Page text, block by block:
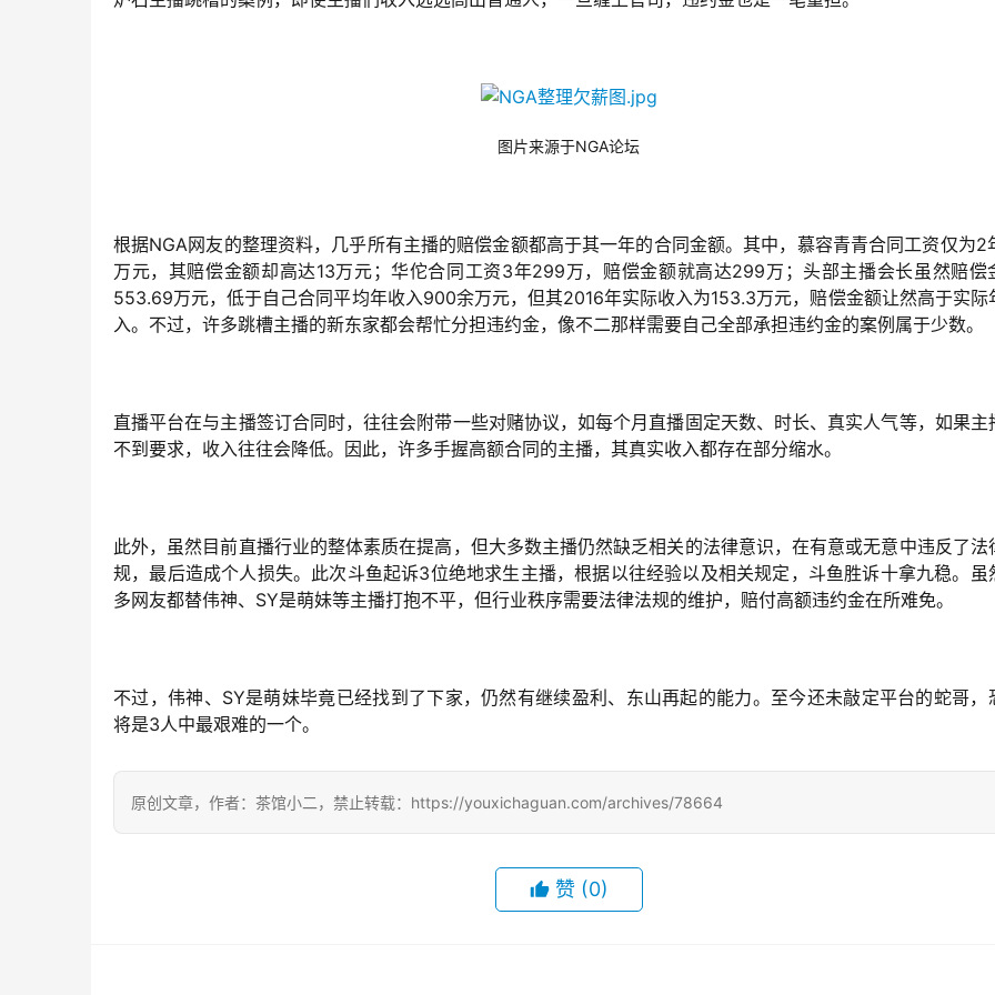
图片来源于NGA论坛
根据NGA网友的整理资料，几乎所有主播的赔偿金额都高于其一年的合同金额。其中，慕容青青合同工资仅为2
万元，其赔偿金额却高达13万元；华佗合同工资3年299万，赔偿金额就高达299万；头部主播会长虽然赔偿
553.69万元，低于自己合同平均年收入900余万元，但其2016年实际收入为153.3万元，赔偿金额让然高于实际
入。不过，许多跳槽主播的新东家都会帮忙分担违约金，像不二那样需要自己全部承担违约金的案例属于少数。
直播平台在与主播签订合同时，往往会附带一些对赌协议，如每个月直播固定天数、时长、真实人气等，如果主
不到要求，收入往往会降低。因此，许多手握高额合同的主播，其真实收入都存在部分缩水。
此外，虽然目前直播行业的整体素质在提高，但大多数主播仍然缺乏相关的法律意识，在有意或无意中违反了法
规，最后造成个人损失。此次斗鱼起诉3位绝地求生主播，根据以往经验以及相关规定，斗鱼胜诉十拿九稳。虽
多网友都替伟神、SY是萌妹等主播打抱不平，但行业秩序需要法律法规的维护，赔付高额违约金在所难免。
不过，伟神、SY是萌妹毕竟已经找到了下家，仍然有继续盈利、东山再起的能力。至今还未敲定平台的蛇哥，
将是3人中最艰难的一个。
原创文章，作者：茶馆小二，禁止转载：https://youxichaguan.com/archives/78664
赞 (0)